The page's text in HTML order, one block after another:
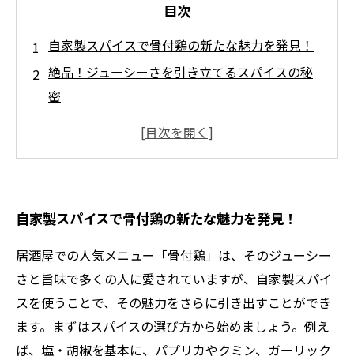
目次
自家製スパイスで骨付鶏の新たな魅力を発見！
絶品！ジューシーさを引き立てるスパイスの秘
密
調理法のコツ：スパイスの選び方と配合のポイ
の提案
自家製スパイスで居酒屋メニューに新風を吹き
込もう！
自宅で味わう本格居酒屋風：骨付鶏の楽しみ方
自家製スパイスで骨付鶏の新たな魅力を発見！
居酒屋での人気メニュー「骨付鶏」は、そのジューシー
さと旨味で多くの人に愛されていますが、自家製スパイ
スを使うことで、その魅力をさらに引き出すことができ
ます。まずはスパイスの選び方から始めましょう。例え
ば、塩・胡椒を基本に、パプリカやクミン、ガーリック